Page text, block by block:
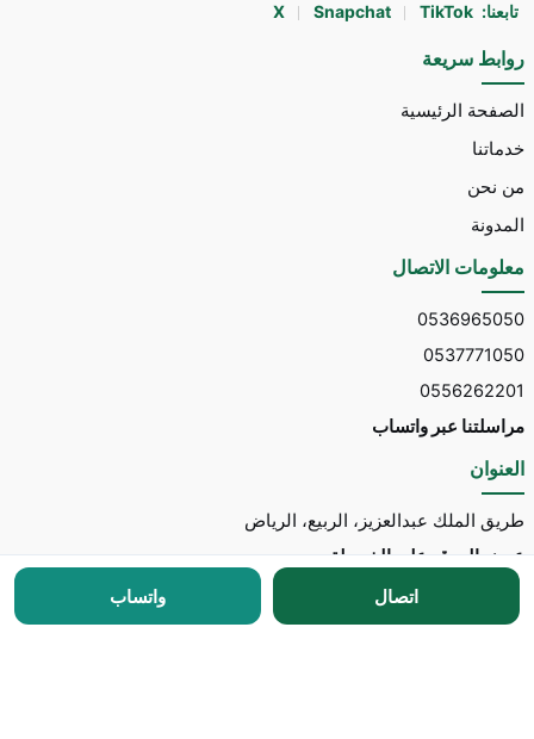
تابعنا: X Snapchat TikTok
روابط سريعة
الصفحة الرئيسية
خدماتنا
من نحن
المدونة
معلومات الاتصال
0536965050
0537771050
0556262201
مراسلتنا عبر واتساب
العنوان
طريق الملك عبدالعزيز، الربيع، الرياض
عرض الموقع على الخريطة
مكتب توسط للاستقدام
اتصال واتساب